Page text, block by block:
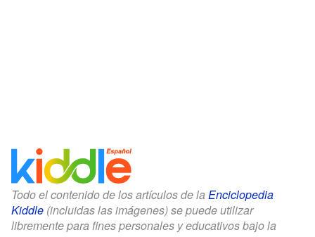
Todo el contenido de los artículos de la Enciclopedia
Kiddle (incluidas las imágenes) se puede utilizar
libremente para fines personales y educativos bajo la